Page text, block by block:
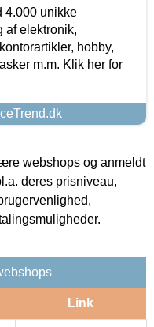
4.000 unikke
af elektronik,
hobby,
m.m. Klik her for
webshops og anmeldt
deres prisniveau,
Link